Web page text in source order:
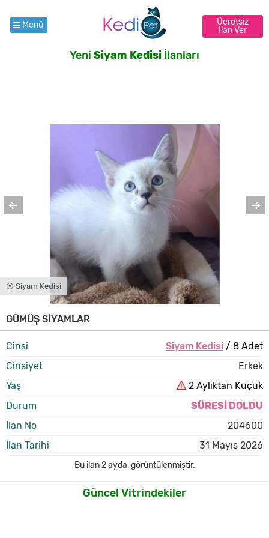
Menü
Ücretsiz
İlan Ver
Yeni Siyam Kedisi İlanları
⦿ Siyam Kedisi
GÜMÜŞ SİYAMLAR
Cinsi Siyam Kedisi/ 8 Adet
Cinsiyet
Erkek
Yaş
2 Aylıktan Küçük
Durum
SÜRESİ DOLDU
İlan No
204600
İlan Tarihi
31 Mayıs 2026
Bu ilan2 ayda,görüntülenmiştir.
Güncel Vitrindekiler